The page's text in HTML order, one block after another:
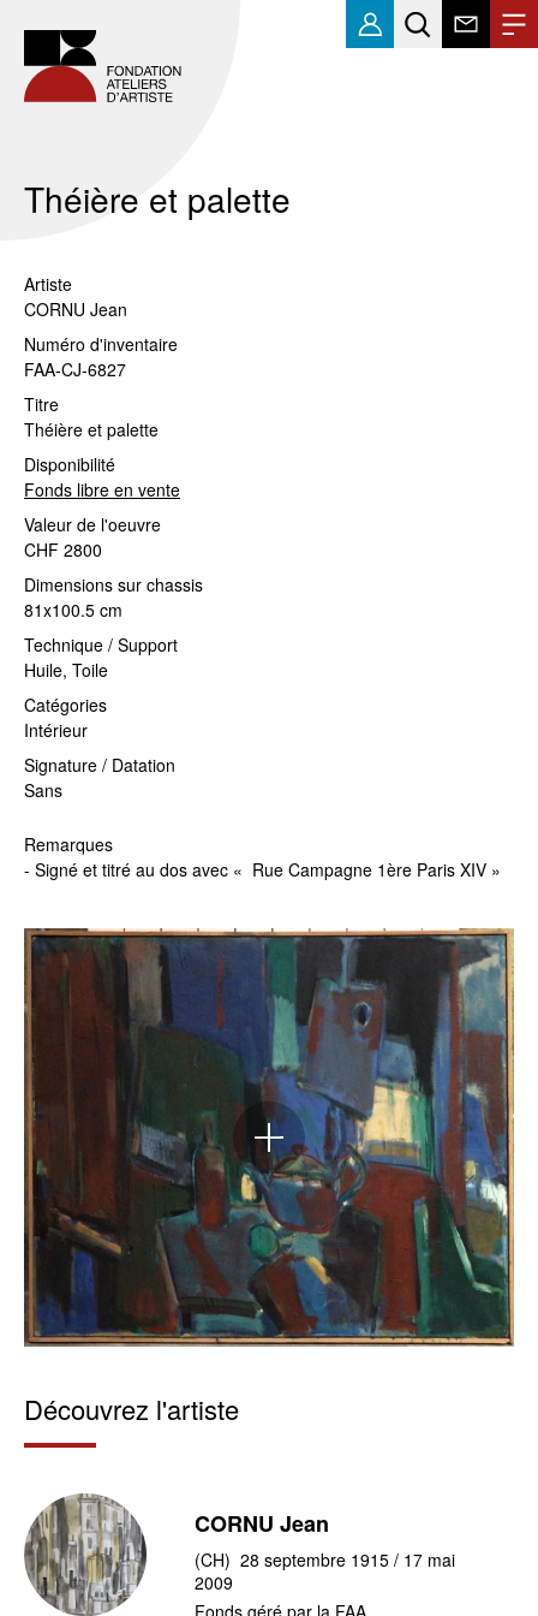
Théière et palette
Artiste
CORNU Jean
Numéro d'inventaire
FAA-CJ-6827
Titre
Théière et palette
Disponibilité
Fonds libre en vente
Valeur de l'oeuvre
CHF 2800
Dimensions sur chassis
81x100.5 cm
Technique / Support
Huile, Toile
Catégories
Intérieur
Signature / Datation
Sans
Remarques
- Signé et titré au dos avec « Rue Campagne 1ère Paris XIV »
Agrandir
l'image
Découvrez l'artiste
CORNU Jean
(CH) 28 septembre 1915 / 17 mai
2009